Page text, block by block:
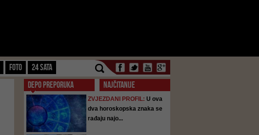
FOTO 24 SATA
DEPO PREPORUKA NAJČITANIJE
ZVJEZDANI PROFIL: U ova
dva horoskopska znaka se
rađaju najo...